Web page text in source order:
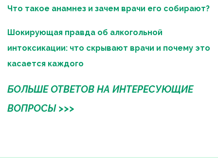
Что такое анамнез и зачем врачи его собирают?
Шокирующая правда об алкогольной
интоксикации: что скрывают врачи и почему это
касается каждого
БОЛЬШЕ ОТВЕТОВ НА ИНТЕРЕСУЮЩИЕ
ВОПРОСЫ >>>